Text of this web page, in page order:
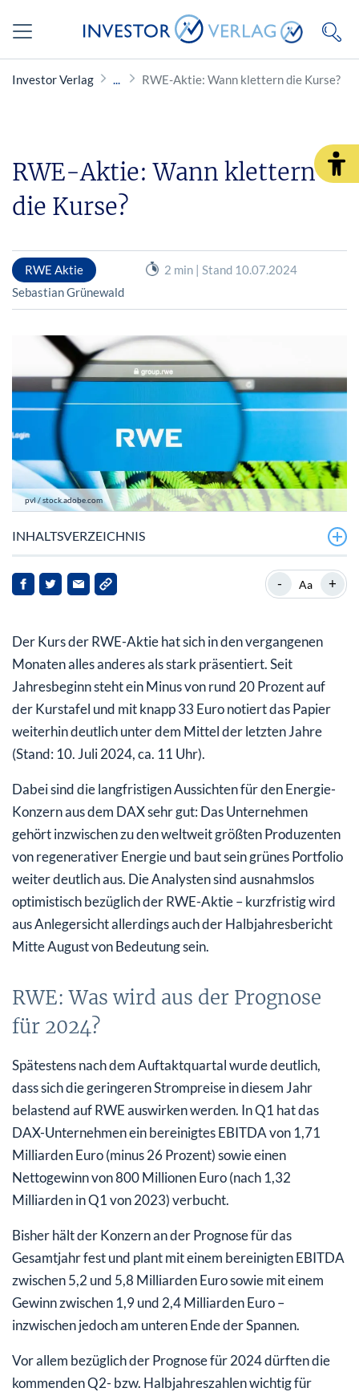
Investor Verlag RWE-Aktie: Wann klettern die Kurse?
RWE-Aktie: Wann klettern
die Kurse?
RWE Aktie
2 min | Stand 10.07.2024
Sebastian Grünewald
pvl / stock.adobe.com
INHALTSVERZEICHNIS
RWE: Was wird aus der Prognose für 2024?
- Aa +
Der Kurs der RWE-Aktie hat sich in den vergangenen
Monaten alles anderes als stark präsentiert. Seit
Jahresbeginn steht ein Minus von rund 20 Prozent auf
der Kurstafel und mit knapp 33 Euro notiert das Papier
weiterhin deutlich unter dem Mittel der letzten Jahre
(Stand: 10. Juli 2024, ca. 11 Uhr).
Dabei sind die langfristigen Aussichten für den Energie-
Konzern aus dem DAX sehr gut: Das Unternehmen
gehört inzwischen zu den weltweit größten Produzenten
von regenerativer Energie und baut sein grünes Portfolio
weiter deutlich aus. Die Analysten sind ausnahmslos
optimistisch bezüglich der RWE-Aktie – kurzfristig wird
aus Anlegersicht allerdings auch der Halbjahresbericht
Mitte August von Bedeutung sein.
RWE: Was wird aus der Prognose
für 2024?
Spätestens nach dem Auftaktquartal wurde deutlich,
dass sich die geringeren Strompreise in diesem Jahr
belastend auf RWE auswirken werden. In Q1 hat das
DAX-Unternehmen ein bereinigtes EBITDA von 1,71
Milliarden Euro (minus 26 Prozent) sowie einen
Nettogewinn von 800 Millionen Euro (nach 1,32
Milliarden in Q1 von 2023) verbucht.
Bisher hält der Konzern an der Prognose für das
Gesamtjahr fest und plant mit einem bereinigten EBITDA
zwischen 5,2 und 5,8 Milliarden Euro sowie mit einem
Gewinn zwischen 1,9 und 2,4 Milliarden Euro –
inzwischen jedoch am unteren Ende der Spannen.
Vor allem bezüglich der Prognose für 2024 dürften die
kommenden Q2- bzw. Halbjahreszahlen wichtig für